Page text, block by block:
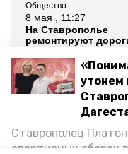
утонем
Ставрополец
спортивных сборах
Общество
8 мая , 11:27
На Ставрополье
ремонтируют
празднования Дня
Победы
Все новости
изобильный